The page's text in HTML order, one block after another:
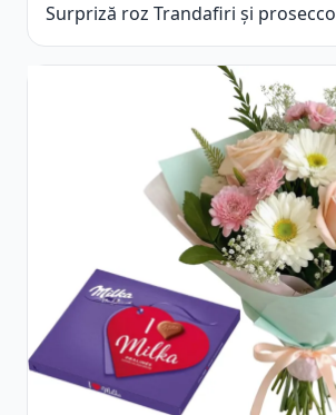
Surpriză roz Trandafiri și prosecco